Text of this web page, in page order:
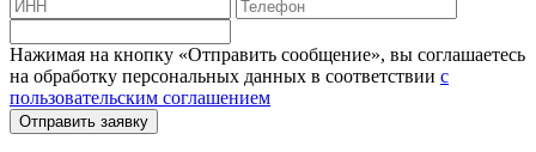
Нажимая на кнопку «Отправить сообщение», вы соглашаетесь
на обработку персональных данных в соответствии с
пользовательским соглашением
Отправить заявку